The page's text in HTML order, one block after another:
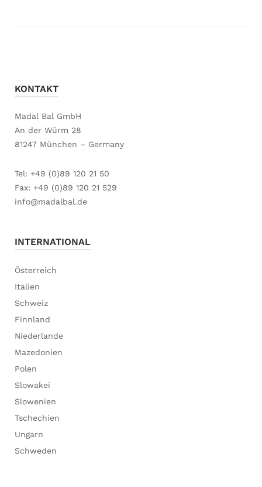
KONTAKT
Madal Bal GmbH
An der Würm 28
81247 München – Germany
Tel: +49 (0)89 120 21 50
Fax: +49 (0)89 120 21 529
info@madalbal.de
INTERNATIONAL
Österreich
Italien
Schweiz
Finnland
Niederlande
Mazedonien
Polen
Slowakei
Slowenien
Tschechien
Ungarn
Schweden